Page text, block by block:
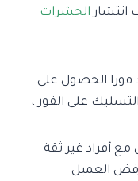
انتشارالحشرات
فورا الحصول على
على الفور ،
مع أفراد غير ثقة
العميل